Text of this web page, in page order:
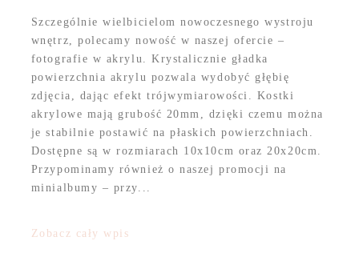
Szczególnie wielbicielom nowoczesnego wystroju
wnętrz, polecamy nowość w naszej ofercie –
fotografie w akrylu. Krystalicznie gładka
powierzchnia akrylu pozwala wydobyć głębię
zdjęcia, dając efekt trójwymiarowości. Kostki
akrylowe mają grubość 20mm, dzięki czemu można
je stabilnie postawić na płaskich powierzchniach.
Dostępne są w rozmiarach 10x10cm oraz 20x20cm.
Przypominamy również o naszej promocji na
minialbumy – przy...
Zobacz cały wpis